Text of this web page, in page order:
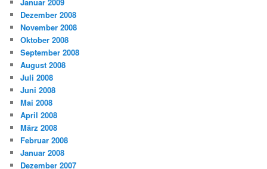
Januar 2009
Dezember 2008
November 2008
Oktober 2008
September 2008
August 2008
Juli 2008
Juni 2008
Mai 2008
April 2008
März 2008
Februar 2008
Januar 2008
Dezember 2007